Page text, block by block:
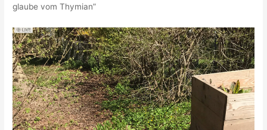
glaube vom Thymian”